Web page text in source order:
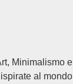
Minimalismo e
al mondo